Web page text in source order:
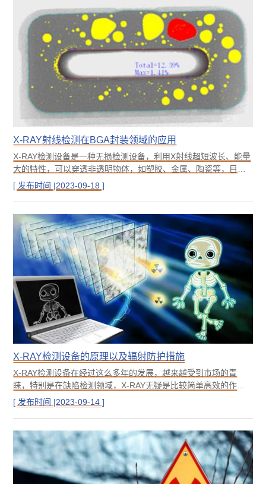
X-RAY射线检测在BGA封装领域的应用
X-RAY检测设备是一种无损检测设备，利用X射线超短波长、能量
大的特性，可以穿透非透明物体，如塑胶、金属、陶瓷等，目前
被广泛运用于对各行各业产品的无损检测，如5G、IC芯片、IGBT
半导体、LED灯珠、PCB线路板等电子元器件以及工艺缺陷检
的鉴定
[ 发布时间 |2023-09-18 ]
X-RAY检测设备的原理以及辐射防护措施
X-RAY检测设备在经过这么多年的发展，越来越受到市场的青
睐，特别是在缺陷检测领域，X-RAY无疑是比较简单高效的作业
方式之一，目前已被广泛运用于半导体、IC芯片、SMT、陶瓷、
金属、塑胶等领域，更有甚者将其用在鉴定茅台酒真伪上，今天
[ 发布时间 |2023-09-14 ]